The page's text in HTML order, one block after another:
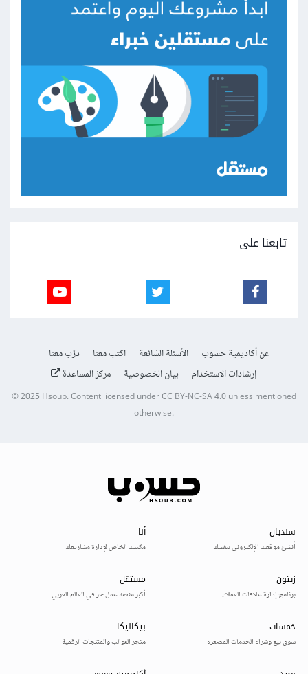
تابعنا على
عن أكاديمية حسوب الأسئلة الشائعة اكتب معنا
درّب معنا
إرشادات الاستخدام
بيان الخصوصية مركز المساعدة
© 2025Hsoub.Content licensed underCC BY-NC-SA 4.0unless mentioned
otherwise.